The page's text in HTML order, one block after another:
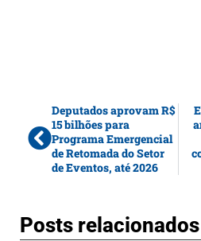
Deputados aprovam R$
15 bilhões para
Programa Emergencial
de Retomada do Setor
de Eventos, até 2026
Posts relacionados